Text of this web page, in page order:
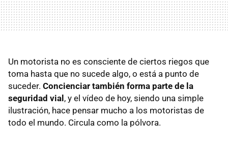
Un motorista no es consciente de ciertos riegos que
toma hasta que no sucede algo, o está a punto de
suceder. Concienciar también forma parte de la
seguridad vial, y el vídeo de hoy, siendo una simple
ilustración, hace pensar mucho a los motoristas de
todo el mundo. Circula como la pólvora.